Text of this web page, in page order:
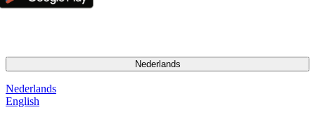
Nederlands
Nederlands
English